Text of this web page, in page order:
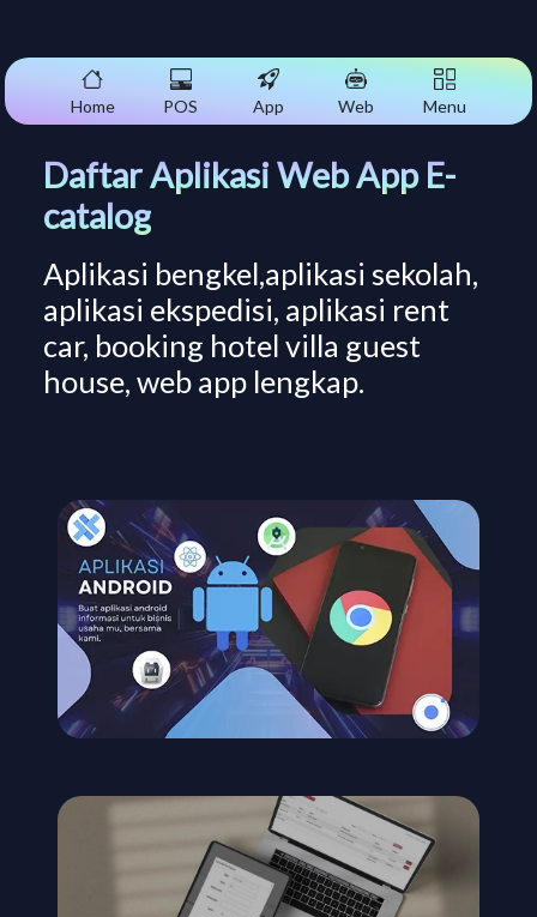
Home POS App Web Menu
Daftar Aplikasi Web App E-
catalog
Aplikasi bengkel,aplikasi sekolah,
aplikasi ekspedisi, aplikasi rent
car, booking hotel villa guest
house, web app lengkap.